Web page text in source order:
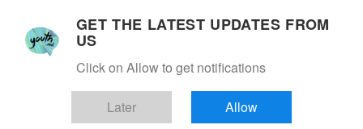
GET THE LATEST UPDATES FROM
US
Click on Allow to get notifications
Later Allow